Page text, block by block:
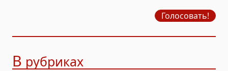
Голосовать!
В рубриках